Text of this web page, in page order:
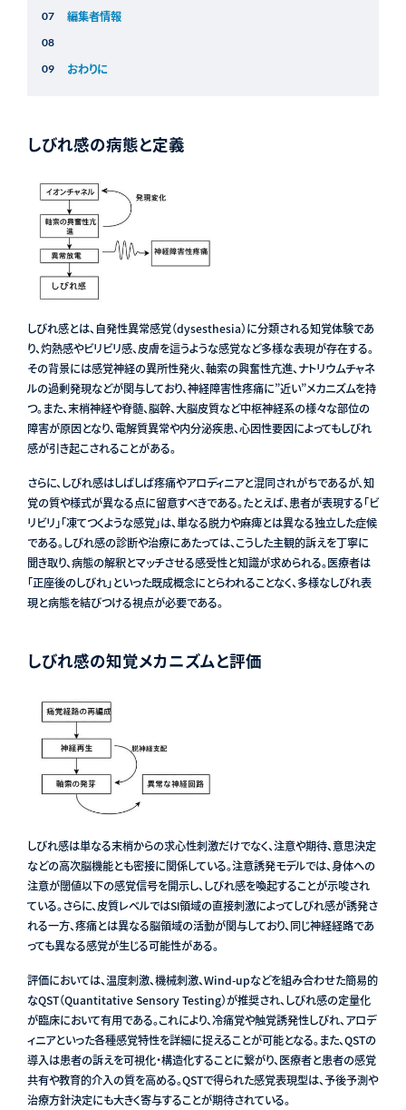
編集者情報
おわりに
しびれ感の病態と定義
しびれ感とは、自発性異常感覚（dysesthesia）に分類される知覚体験であ
り、灼熱感やビリビリ感、皮膚を這うような感覚など多様な表現が存在する。
その背景には感覚神経の異所性発火、軸索の興奮性亢進、ナトリウムチャネ
ルの過剰発現などが関与しており、神経障害性疼痛に”近い”メカニズムを持
つ。また、末梢神経や脊髄、脳幹、大脳皮質など中枢神経系の様々な部位の
障害が原因となり、電解質異常や内分泌疾患、心因性要因によってもしびれ
感が引き起こされることがある。
さらに、しびれ感はしばしば疼痛やアロディニアと混同されがちであるが、知
覚の質や様式が異なる点に留意すべきである。たとえば、患者が表現する「ビ
リビリ」「凍てつくような感覚」は、単なる脱力や麻痺とは異なる独立した症候
である。しびれ感の診断や治療にあたっては、こうした主観的訴えを丁寧に
聞き取り、病態の解釈とマッチさせる感受性と知識が求められる。医療者は
「正座後のしびれ」といった既成概念にとらわれることなく、多様なしびれ表
現と病態を結びつける視点が必要である。
しびれ感の知覚メカニズムと評価
しびれ感は単なる末梢からの求心性刺激だけでなく、注意や期待、意思決定
などの高次脳機能とも密接に関係している。注意誘発モデルでは、身体への
注意が閾値以下の感覚信号を開示し、しびれ感を喚起することが示唆され
ている。さらに、皮質レベルではSⅠ領域の直接刺激によってしびれ感が誘発さ
れる一方、疼痛とは異なる脳領域の活動が関与しており、同じ神経経路であ
っても異なる感覚が生じる可能性がある。
評価においては、温度刺激、機械刺激、Wind-upなどを組み合わせた簡易的
なQST（Quantitative Sensory Testing）が推奨され、しびれ感の定量化
が臨床において有用である。これにより、冷痛覚や触覚誘発性しびれ、アロデ
ィニアといった各種感覚特性を詳細に捉えることが可能となる。また、QSTの
導入は患者の訴えを可視化・構造化することに繋がり、医療者と患者の感覚
共有や教育的介入の質を高める。QSTで得られた感覚表現型は、予後予測や
治療方針決定にも大きく寄与することが期待されている。